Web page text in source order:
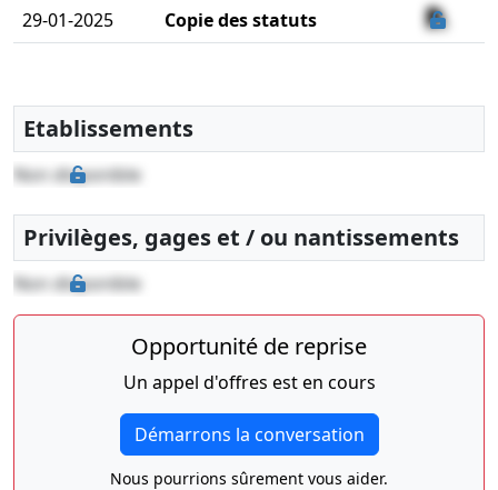
29-01-2025 Copie des statuts
Etablissements
Non disponible
Privilèges, gages et / ou nantissements
Non disponible
Opportunité de reprise
Un appel d'offres est en cours
Démarrons la conversation
Nous pourrions sûrement vous aider.